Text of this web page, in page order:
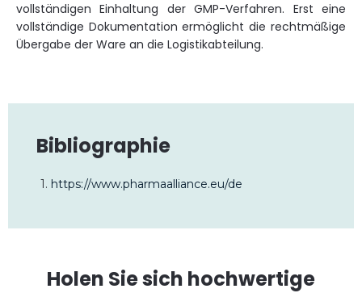
vollständigen Einhaltung der GMP-Verfahren. Erst eine
vollständige Dokumentation ermöglicht die rechtmäßige
Übergabe der Ware an die Logistikabteilung.
Bibliographie
1. https://www.pharmaalliance.eu/de
Holen Sie sich hochwertige